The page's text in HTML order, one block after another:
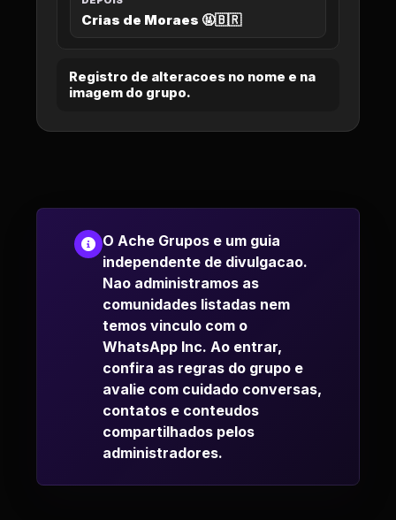
Crias de Moraes 🤬🇧🇷
Registro de alteracoes no nome e na
imagem do grupo.
O Ache Grupos e um guia
independente de divulgacao.
Nao administramos as
comunidades listadas nem
temos vinculo com o
WhatsApp Inc. Ao entrar,
confira as regras do grupo e
avalie com cuidado conversas,
contatos e conteudos
compartilhados pelos
administradores.